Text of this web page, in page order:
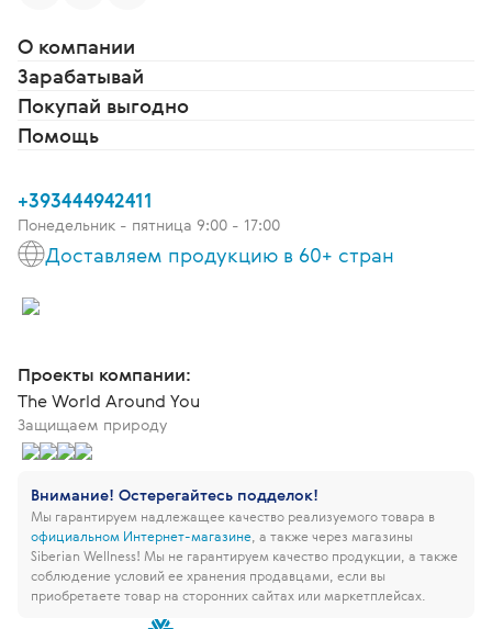
О компании
Зарабатывай
Покупай выгодно
Помощь
+393444942411
Понедельник - пятница 9:00 - 17:00
Доставляем продукцию в 60+ стран
Проекты компании:
The World Around You
Защищаем природу
Внимание! Остерегайтесь подделок!
Мы гарантируем надлежащее качество реализуемого товара в
официальном Интернет-магазине , а также через магазины
Siberian Wellness! Мы не гарантируем качество продукции, а также
соблюдение условий ее хранения продавцами, если вы
приобретаете товар на сторонних сайтах или маркетплейсах.